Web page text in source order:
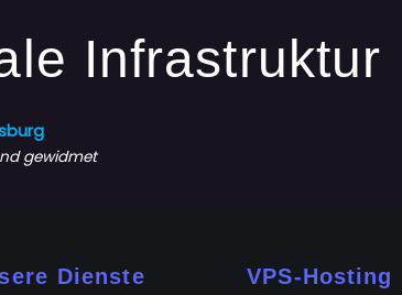
Infrastruktur
gewidmet
Dienste VPS-Hosting